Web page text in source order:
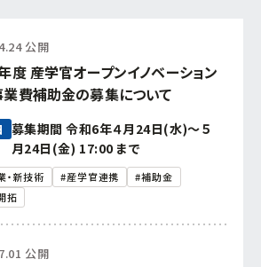
公開
度 産学官オープンイノベーション
費補助金の募集について
募集期間 令和6年４月24日(水)～５
月24日(金) 17:00 まで
・新技術 #産学官連携
#補助金
拓
公開